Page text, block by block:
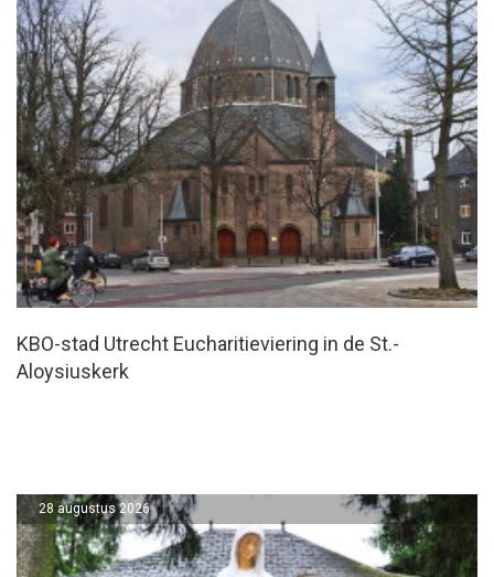
KBO-stad Utrecht Eucharitieviering in de St.-
Aloysiuskerk
28 augustus 2026